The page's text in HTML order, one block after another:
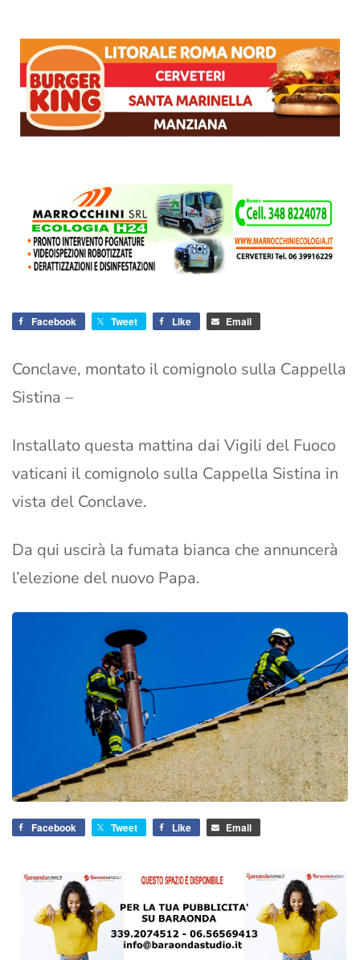
Facebook Tweet Like Email
Conclave, montato il comignolo sulla Cappella
Sistina –
Installato questa mattina dai Vigili del Fuoco
vaticani il comignolo sulla Cappella Sistina in
vista del Conclave.
Da qui uscirà la fumata bianca che annuncerà
l’elezione del nuovo Papa.
Facebook Tweet Like Email